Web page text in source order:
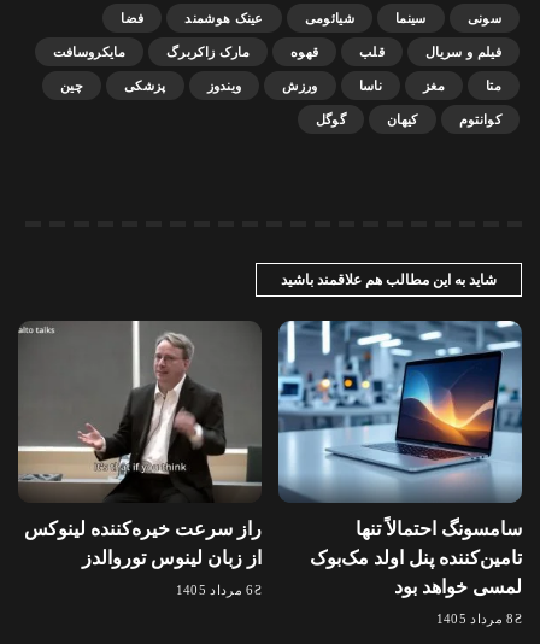
سونی سینما شیائومی عینک هوشمند فضا
فیلم و سریال قلب قهوه مارک زاکربرگ مایکروسافت
متا مغز ناسا ورزش ویندوز پزشکی چین
کوانتوم کیهان گوگل
شاید به این مطالب هم علاقمند باشید
سامسونگ احتمالاً تنها
تامین‌کننده پنل اولد مک‌بوک
لمسی خواهد بود
8 مرداد 1405
راز سرعت خیره‌کننده لینوکس
از زبان لینوس توروالدز
6 مرداد 1405